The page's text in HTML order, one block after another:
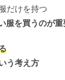
けを持つ
服を買うのが重
う考え方